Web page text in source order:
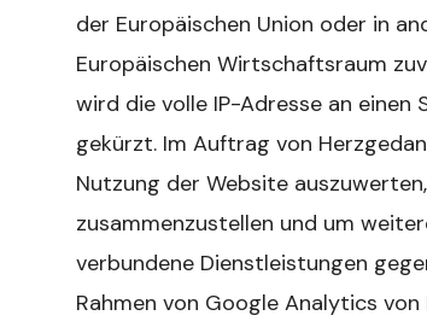
der Europäischen Union oder in
Europäischen Wirtschaftsraum
wird die volle IP-Adresse an
gekürzt. Im Auftrag von
Nutzung der Website
zusammenzustellen und um
verbundene Dienstleistungen
Rahmen von Google Analytics